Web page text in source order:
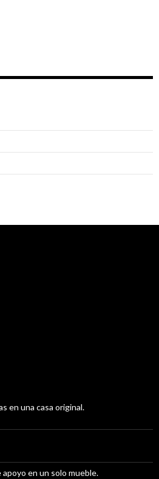
en una casa original.
en un solo mueble.